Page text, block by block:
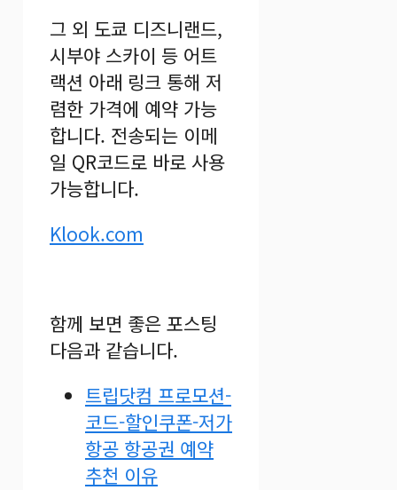
그 외 도쿄 디즈니랜드,
시부야 스카이 등 어트
랙션 아래 링크 통해 저
렴한 가격에 예약 가능
합니다. 전송되는 이메
일 QR코드로 바로 사용
가능합니다.
Klook.com
함께 보면 좋은 포스팅
다음과 같습니다.
트립닷컴 프로모션-
코드-할인쿠폰-저가
항공 항공권 예약
추천 이유